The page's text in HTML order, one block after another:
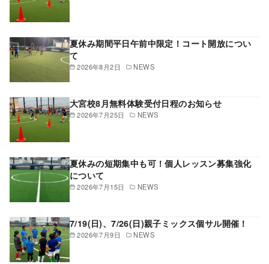
2026年8月2日 NEWS
夏休み期間平日午前中限定！コート開放につい
て
2026年7月25日 NEWS
大宮校8月無料体験受付日程のお知らせ
2026年7月15日 NEWS
夏休みの短期集中も可！個人レッスン募集強化
について
2026年7月9日 NEWS
7/19(日)、7/26(日)親子ミックス個サル開催！